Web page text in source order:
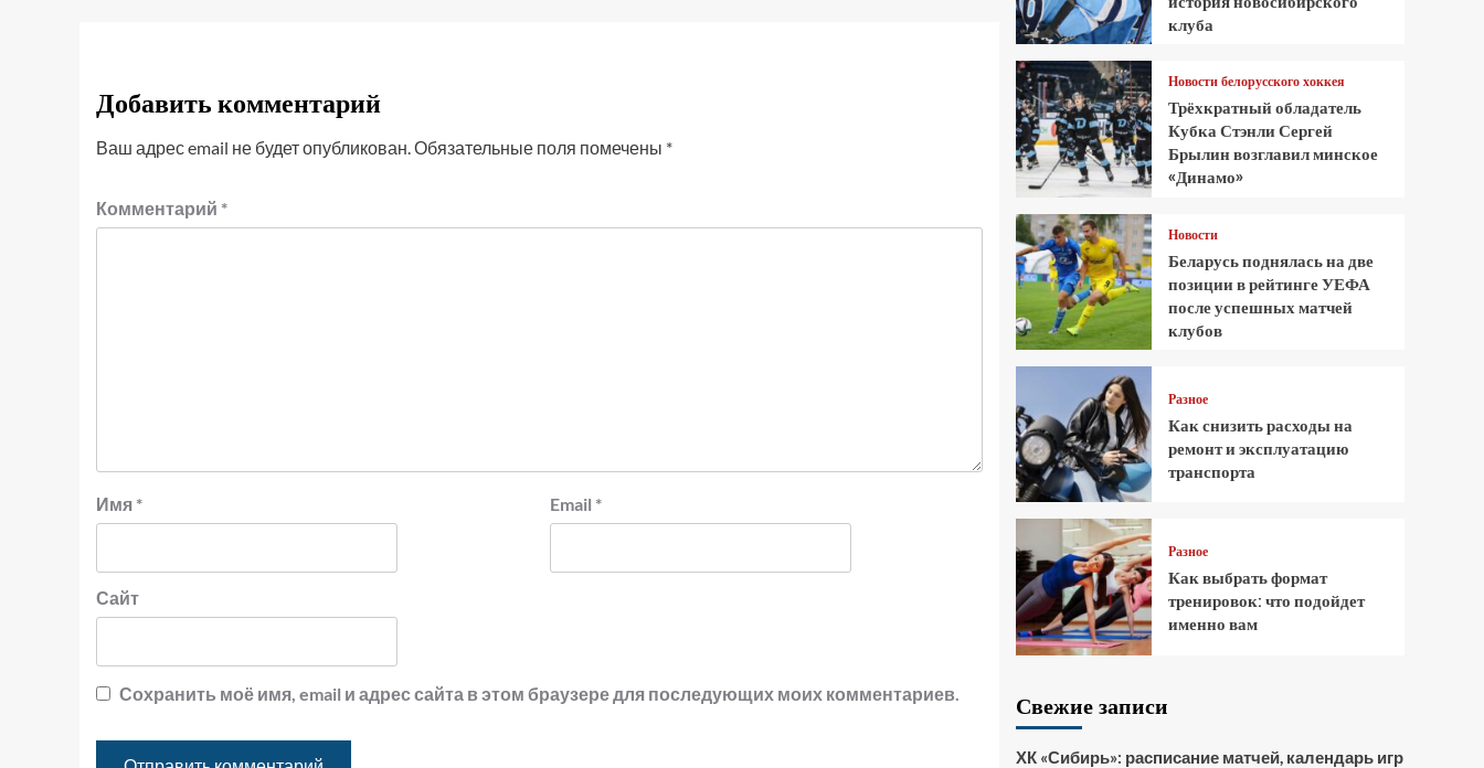
Добавить комментарий
Ваш адрес email не будет опубликован.Обязательные поля помечены *
Комментарий *
Имя * Email *
Сайт
Сохранить моё имя, email и адрес сайта в этом браузере для последующих моих комментариев.
клуба
Новости белорусского хоккея
Трёхкратный обладатель
Кубка Стэнли Сергей
Брылин возглавил минское
«Динамо»
Новости
Беларусь поднялась на две
позиции в рейтинге УЕФА
после успешных матчей
клубов
Разное
Как снизить расходы на
ремонт и эксплуатацию
транспорта
Разное
Как выбрать формат
тренировок: что подойдет
именно вам
Свежие записи
ХК «Сибирь»: расписание матчей, календарь игр